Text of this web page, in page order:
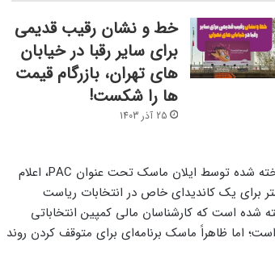
خط و نشان رقیب قدیمی
برای سایر رقبا در خیابان
های تهران، بازرگام قیمت
ها را شکست!
25 آذر 1403
وزارت دادگستری آمریکا اخیراً در نامه‌ای به کمیته انتخاباتی ساخته شده توسط ایلان ماسک تحت عنوان PAC، اعلام
برای یک کاندیدای خاص در انتخابات ریاست
شده است که کارشناسان مالی کمپین انتخاباتی
اما ظاهراً ماسک برنامه‌ای برای متوقف کردن روند